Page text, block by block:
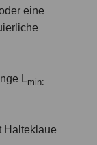
eine
Lmin:
Halteklaue